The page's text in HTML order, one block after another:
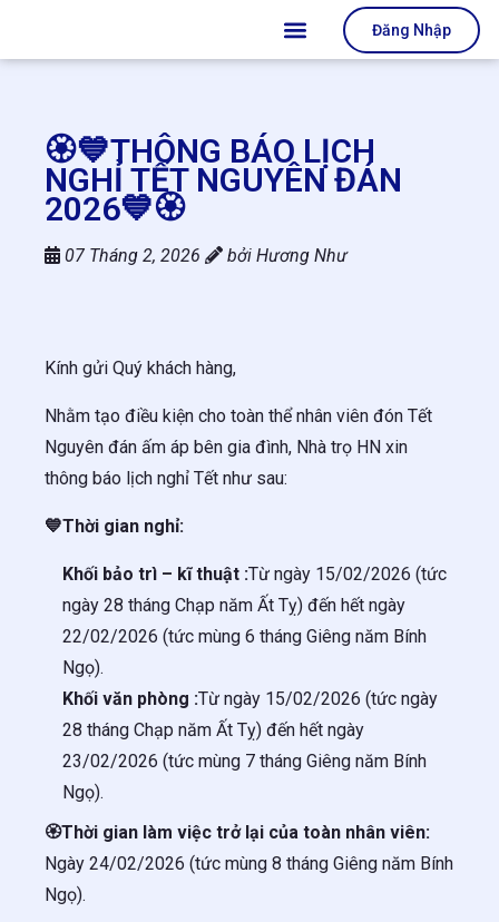
Đăng Nhập
🏵️💙THÔNG BÁO LỊCH
NGHỈ TẾT NGUYÊN ĐÁN
2026💙🏵️
07 Tháng 2, 2026 bởi Hương Như
Kính gửi Quý khách hàng,
Nhằm tạo điều kiện cho toàn thể nhân viên đón Tết
Nguyên đán ấm áp bên gia đình, Nhà trọ HN xin
thông báo lịch nghỉ Tết như sau:
💙Thời gian nghỉ:
Khối bảo trì – kĩ thuật :Từ ngày 15/02/2026 (tức
ngày 28 tháng Chạp năm Ất Tỵ) đến hết ngày
22/02/2026 (tức mùng 6 tháng Giêng năm Bính
Ngọ).
Khối văn phòng :Từ ngày 15/02/2026 (tức ngày
28 tháng Chạp năm Ất Tỵ) đến hết ngày
23/02/2026 (tức mùng 7 tháng Giêng năm Bính
Ngọ).
🏵️Thời gian làm việc trở lại của toàn nhân viên:
Ngày 24/02/2026 (tức mùng 8 tháng Giêng năm Bính
Ngọ).